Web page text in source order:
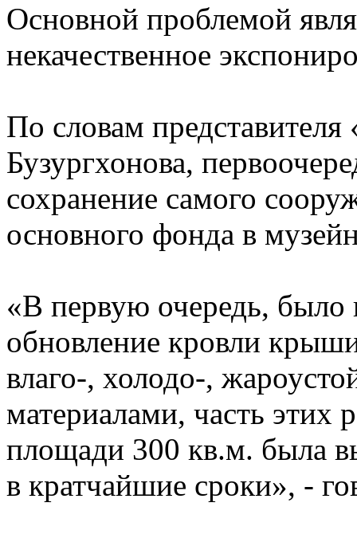
Основной проблемой
некачественное
По словам
Бузургхонова,
сохранение самого
основного фонда в
«В первую очередь, было
обновление кровли
влаго-, холодо-,
материалами, часть этих
площади 300 кв.м. была
в кратчайшие сроки», -